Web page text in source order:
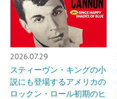
2026.07.29
スティーヴン・キングの小
説にも登場するアメリカの
ロックン・ロール初期のヒ